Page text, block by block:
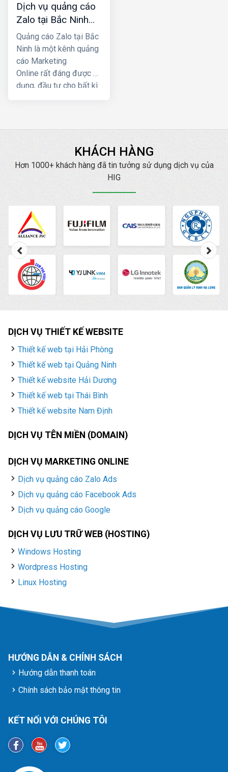
Dịch vụ quảng cáo
Zalo tại Bắc Ninh
giá rẻ, uy tín nhất
Quảng cáo Zalo tại Bắc
Ninh là một kênh quảng
cáo Marketing
Online rất đáng được áp
dụng, đầu tư cho bất kì
người sử dụng Zalo đều
là người dùng thật và
phần lớn trong độ tuổi
triệu người dùng thường
xuyên thì một khi quảng
cáo của bạn xuất hiện
trên Zalo thì sẽ chắc
chắn tiếp cận đến
những khách hàng có
nhu cầu mua bán thật,
đúng với nhu cầu sử
dụng sản phẩm/dịch vụ
KHÁCH HÀNG
Hơn 1000+ khách hàng đã tin tưởng sử dụng dịch vụ của
HIG
DỊCH VỤ THIẾT KẾ WEBSITE
Thiết kế web tại Hải Phòng
Thiết kế web tại Quảng Ninh
Thiết kế website Hải Dương
Thiết kế web tại Thái Bình
Thiết kế website Nam Định
DỊCH VỤ TÊN MIỀN (DOMAIN)
DỊCH VỤ MARKETING ONLINE
Dịch vụ quảng cáo Zalo Ads
Dịch vụ quảng cáo Facebook Ads
Dịch vụ quảng cáo Google
DỊCH VỤ LƯU TRỮ WEB (HOSTING)
Windows Hosting
Wordpress Hosting
Linux Hosting
HƯỚNG DẪN & CHÍNH SÁCH
Hướng dẫn thanh toán
Chính sách bảo mật thông tin
KẾT NỐI VỚI CHÚNG TÔI